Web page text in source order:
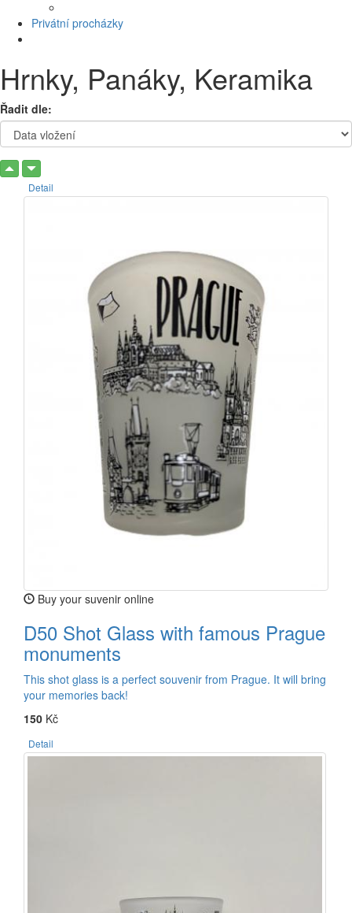
Privátní procházky
Hrnky, Panáky, Keramika
Řadit dle:
Detail
Buy your suvenir online
D50 Shot Glass with famous Prague
monuments
This shot glass is a perfect souvenir from Prague. It will bring
your memories back!
150 Kč
Detail